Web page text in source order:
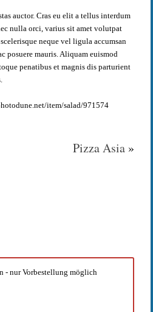
auctor. Cras eu elit a tellus interdum
nulla orci, varius sit amet volutpat
neque vel ligula accumsan
posuere mauris. Aliquam euismod
penatibus et magnis dis parturient
item/salad/971574
Pizza Asia »
- nur Vorbestellung möglich